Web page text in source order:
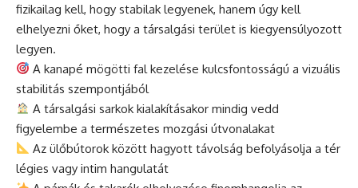
fizikailag kell, hogy stabilak legyenek, hanem úgy kell
elhelyezni őket, hogy a társalgási terület is kiegyensúlyozott
legyen.
A kanapé mögötti fal kezelése kulcsfontosságú a vizuális
stabilitás szempontjából
A társalgási sarkok kialakításakor mindig vedd
figyelembe a természetes mozgási útvonalakat
Az ülőbútorok között hagyott távolság befolyásolja a tér
légies vagy intim hangulatát